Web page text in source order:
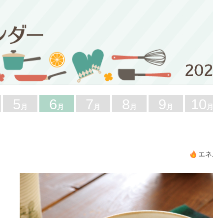
5 月 6 月 7 月 8 月 9 月 10 月
エ